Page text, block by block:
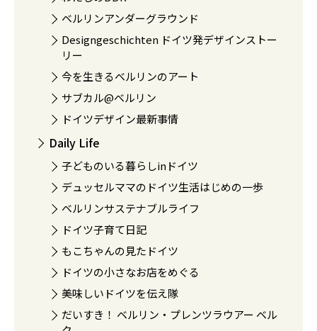
ベルリンアンダーグラウンド
Designgeschichten ドイツ発デザインストー
リー
今を生きるベルリンのアート
サブカル@ベルリン
ドイツデザイン最新事情
Daily Life
子どものいる暮らしinドイツ
デュッセルママのドイツ生活はじめの一歩
ベルリンサステナブルライフ
ドイツ子育て日記
もこちゃんの見たドイツ
ドイツの小さなお店をめぐる
美味しいドイツを伝え隊
だいすき！ ベルリン・プレンツラウアー ベル